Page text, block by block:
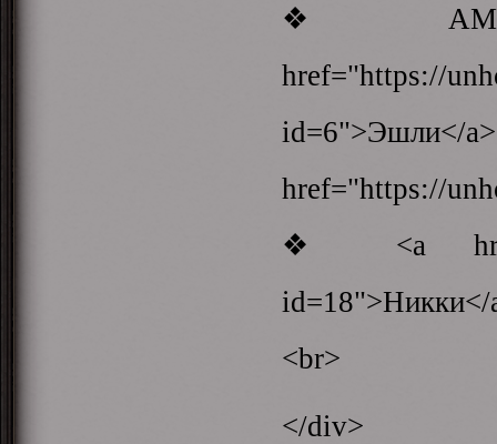
❖ АМС
href="https://
href="https://
❖ <a
id=18">Никки</
<br>
</div>